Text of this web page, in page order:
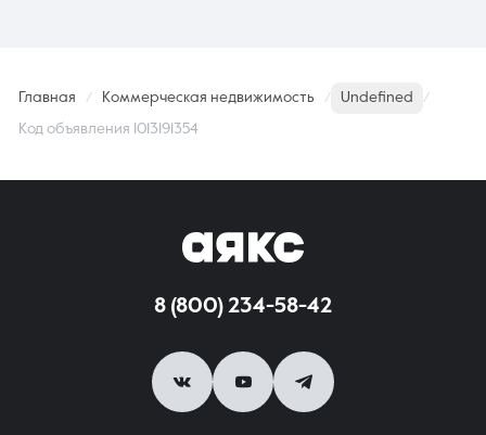
Главная Коммерческая недвижимость Undefined
Код объявления 1013191354
8 (800) 234-58-42